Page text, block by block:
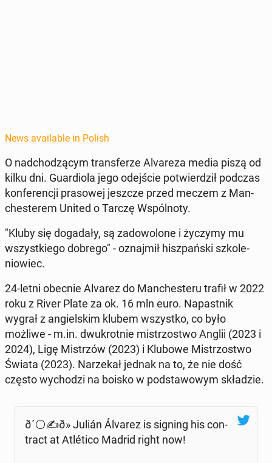
News available in Polish
O nad­chodzą­cym trans­ferze Al­vareza media piszą od
kilku dni. Guardi­o­la jego ode­jś­cie potwierdz­ił podczas
kon­fer­encji pra­sowej jeszcze przed meczem z Man­
ches­terem United o Tarczę Wspól­no­ty.
"Kluby się do­gadały, są zad­owolone i życzymy mu
wszys­tkiego dobrego" - oz­na­jmił hisz­pańs­ki szkole­
niowiec.
24-letni obecnie Alvarez do Man­ches­teru trafił w 2022
roku z River Plate za ok. 16 mln euro. Na­past­nik
wygrał z ang­iel­skim klubem wszys­tko, co było
możliwe - m.in. dwukrot­nie mis­tr­zost­wo Anglii (2023 i
2024), Ligę Mis­trzów (2023) i Klubowe Mis­tr­zost­wo
Świata (2023). Narzekał jednak na to, że nie dość
często wychodzi na boisko w pod­sta­wowym składzie.
ð´⚪️✍ð» Julián Álvarez is signing his con­
tract at Atléti­co Madrid right now!